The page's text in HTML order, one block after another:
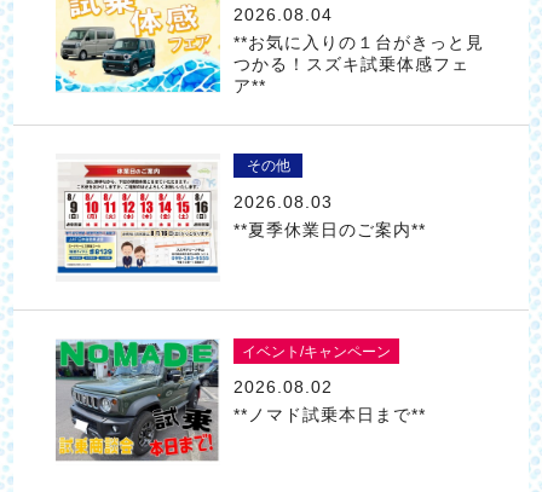
2026.08.04
**お気に入りの１台がきっと見
つかる！スズキ試乗体感フェ
ア**
その他
2026.08.03
**夏季休業日のご案内**
イベント/キャンペーン
2026.08.02
**ノマド試乗本日まで**